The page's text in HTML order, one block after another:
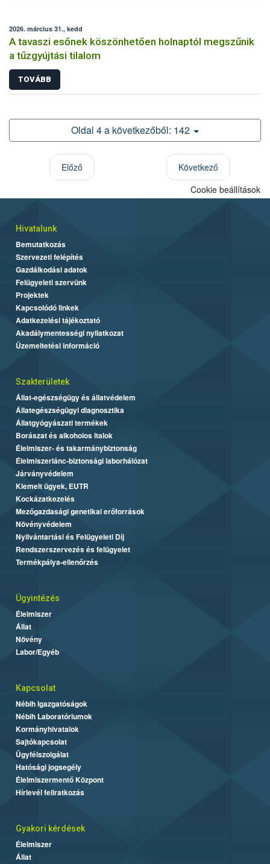
2026. március 31., kedd
A tavaszi esőnek köszönhetően holnaptól megszűnik
a tűzgyújtási tilalom
TOVÁBB
Oldal 4 a következőből: 142
Előző
Következő
Cookie beállítások
Hivatalunk
Bemutatkozás
Szervezeti felépítés
Gazdálkodási adatok
Felügyeleti szervünk
Projektek
Kapcsolódó linkek
Adatkezelési tájékoztató
Akadálymentességi nyilatkozat
Üzemeltetési információ
Szakterületek
Állat-egészségügy és állatvédelem
Állategészségügyi diagnosztika
Állatgyógyászati termékek
Borászat és alkoholos italok
Élelmiszer- és takarmánybiztonság
Élelmiszerlánc-biztonsági laborhálózat
Járványvédelem
Kiemelt ügyek, EUTR
Kockázatkezelés
Mezőgazdasági genetikai erőforrások
Növényvédelem
Nyilvántartási és Felügyeleti Díj
Rendszerszervezés és felügyelet
Termékpálya-ellenőrzés
Ügyintézés
Élelmiszer
Állat
Növény
Labor/Egyéb
Kapcsolat
Nébih Igazgatóságok
Nébih Laboratóriumok
Kormányhivatalok
Sajtókapcsolat
Ügyfélszolgálat
Hatósági jogsegély
Élelmiszermentő Központ
Hírlevél feliratkozás
Gyakori kérdések
Élelmiszer
Állat